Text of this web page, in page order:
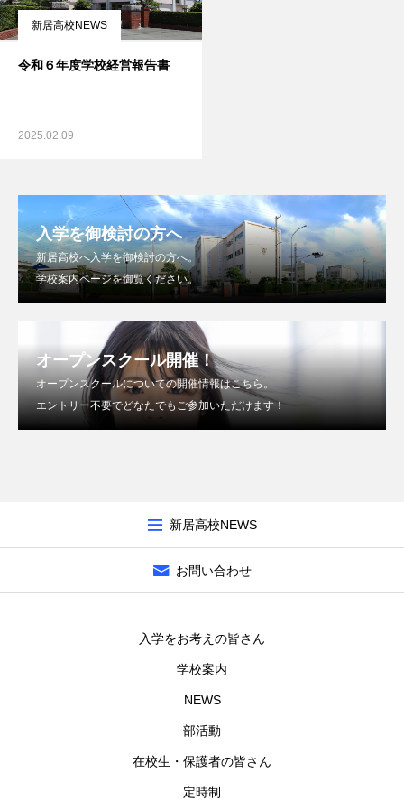
新居高校NEWS
令和６年度学校経営報告書
2025.02.09
入学を御検討の方へ
新居高校へ入学を御検討の方へ。
学校案内ページを御覧ください。
オープンスクール開催！
オープンスクールについての開催情報はこちら。
エントリー不要でどなたでもご参加いただけます！
新居高校NEWS
お問い合わせ
入学をお考えの皆さん
学校案内
NEWS
部活動
在校生・保護者の皆さん
定時制